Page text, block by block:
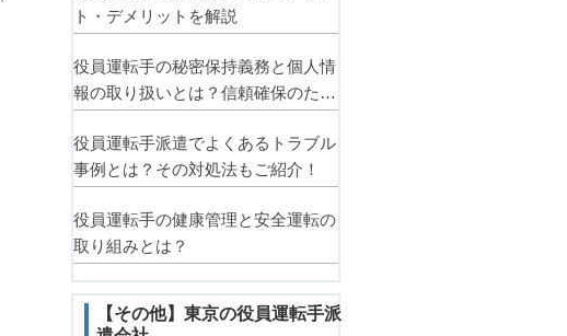
ト・デメリットを解説
役員運転手の秘密保持義務と個人情
報の取り扱いとは？信頼確保のため
役員運転手派遣でよくあるトラブル
事例とは？その対処法もご紹介！
役員運転手の健康管理と安全運転の
取り組みとは？
【その他】東京の役員運転手派